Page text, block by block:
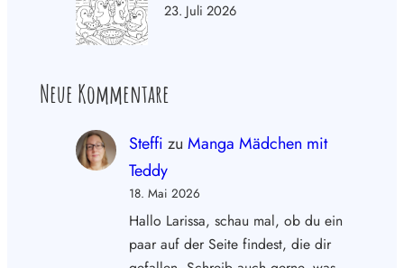
23. Juli 2026
Neue Kommentare
Steffi zu Manga Mädchen mit
Teddy
18. Mai 2026
Hallo Larissa, schau mal, ob du ein
paar auf der Seite findest, die dir